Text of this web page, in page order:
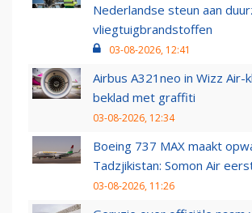
Nederlandse steun aan
vliegtuigbrandstoffen
03-08-2026, 12:41
Airbus A321neo in Wizz Air-
beklad met graffiti
03-08-2026, 12:34
Boeing 737 MAX maakt
Tadzjikistan: Somon Air
03-08-2026, 11:26